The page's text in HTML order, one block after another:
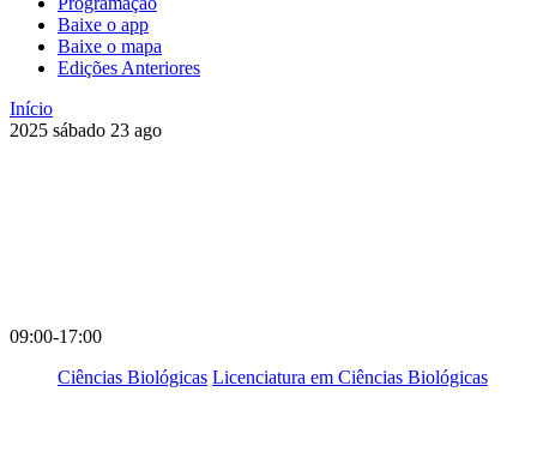
Baixe o app
Baixe o mapa
Edições Anteriores
Início
2025 sábado 23 ago
09:00-17:00
Ciências Biológicas Licenciatura em Ciências Biológicas